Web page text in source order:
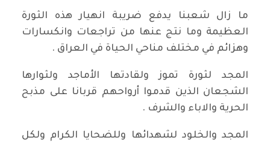
ما زال شعبنا يدفع ضريبة انهيار هذه الثورة
العظيمة وما نتج عنها من تراجعات وانكسارات
وهزائم في مختلف مناحي الحياة في العراق .
المجد لثورة تموز ولقادتها الأماجد ولثوارها
الشجعان الذين قدموا أرواحهم قربانا على مذبح
الحرية والاباء والشرف .
المجد والخلود لشهدائها وللضحايا الكرام ولكل